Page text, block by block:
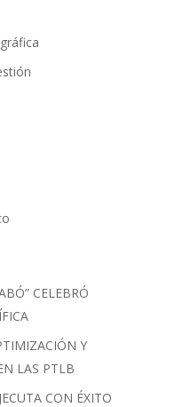
CELEBRÓ
Y
LAS PTLB
CON ÉXITO